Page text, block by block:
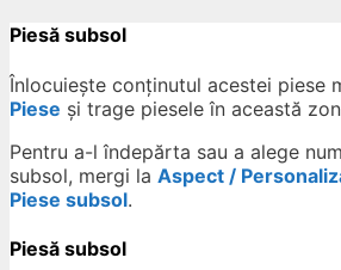
Piesă subsol
Înlocuiește conținutul acestei piese
Piese și trage piesele în această
Pentru a-l îndepărta sau a alege
subsol, mergi la Aspect /
Piese subsol.
Piesă subsol